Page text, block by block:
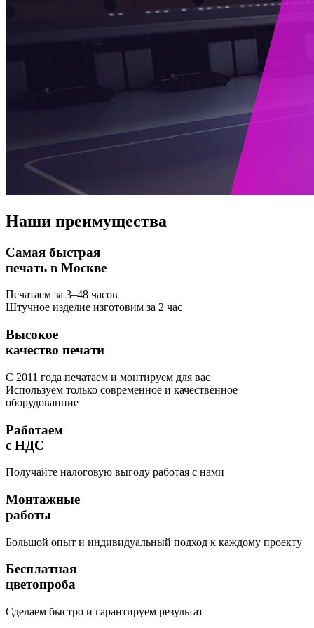
Наши преимущества
Самая быстрая
печать в Москве
Печатаем за 3–48 часов
Штучное изделие изготовим за 2 час
Высокое
качество печати
С 2011 года печатаем и монтируем для вас
Используем только современное и качественное
оборудованние
Работаем
с НДС
Получайте налоговую выгоду работая с нами
Монтажные
работы
Большой опыт и индивидуальный подход к каждому проекту
Бесплатная
цветопроба
Сделаем быстро и гарантируем результат